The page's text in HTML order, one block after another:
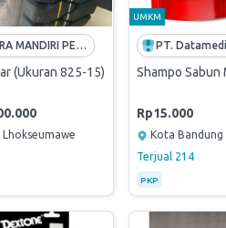
TIARA MANDIRI PERKASA
(Ukuran 825-15)
UMKM
Shampo Sabun
Rp15.000
Kota Bandung
Terjual 214
PKP